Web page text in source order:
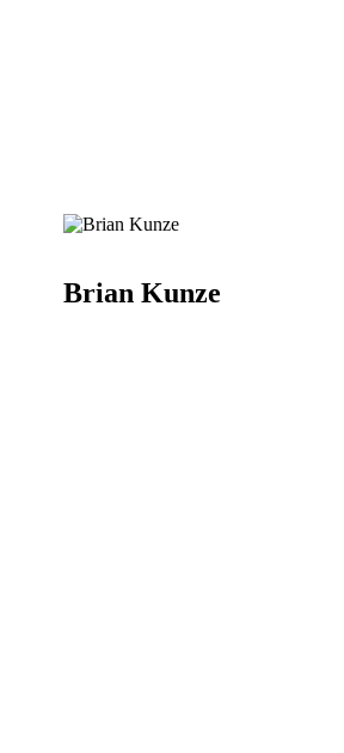
Brian Kunze